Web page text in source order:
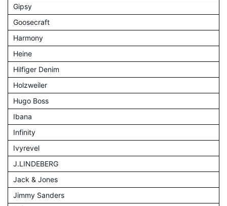
Gipsy
Goosecraft
Harmony
Heine
Hilfiger Denim
Holzweiler
Hugo Boss
Ibana
Infinity
Ivyrevel
J.LINDEBERG
Jack & Jones
Jimmy Sanders